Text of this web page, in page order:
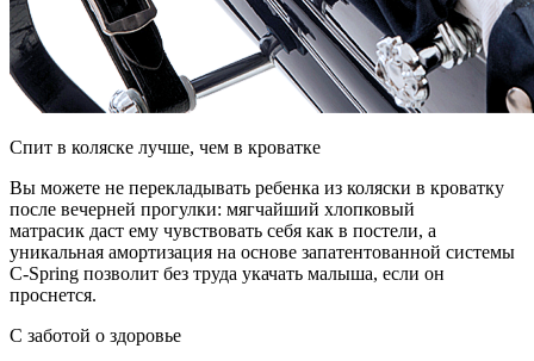
Спит в коляске лучше, чем в кроватке
Вы можете не перекладывать ребенка из коляски в кроватку
после вечерней прогулки: мягчайший хлопковый
матрасик даст ему чувствовать себя как в постели, а
уникальная амортизация на основе запатентованной системы
C-Spring позволит без труда укачать малыша, если он
проснется.
С заботой о здоровье